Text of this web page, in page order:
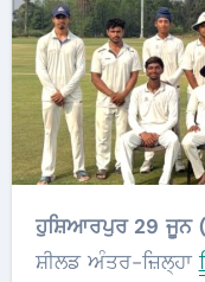
ਹੁਸ਼ਿਆਰਪੁਰ 29 ਜੂਨ
ਸ਼ੀਲਡ ਅੰਤਰ-ਜ਼ਿਲ੍ਹਾ